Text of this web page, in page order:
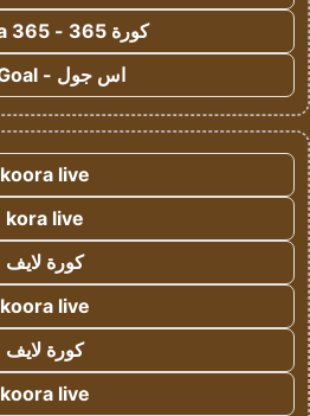
كورة 365 - kooora 365
اس جول - AS Goal
koora live
kora live
كورة لايف
koora live
كورة لايف
koora live